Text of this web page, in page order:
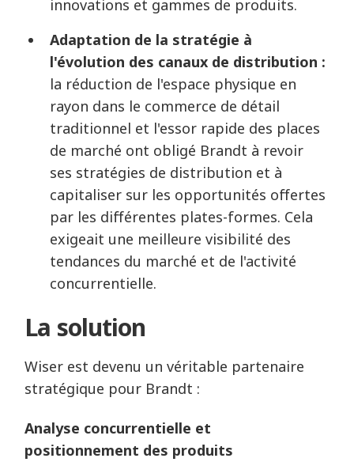
innovations et gammes de produits.
Adaptation de la stratégie à
l'évolution des canaux de distribution :
la réduction de l'espace physique en
rayon dans le commerce de détail
traditionnel et l'essor rapide des places
de marché ont obligé Brandt à revoir
ses stratégies de distribution et à
capitaliser sur les opportunités offertes
par les différentes plates-formes. Cela
exigeait une meilleure visibilité des
tendances du marché et de l'activité
concurrentielle.
La solution
Wiser est devenu un véritable partenaire
stratégique pour Brandt :
Analyse concurrentielle et
positionnement des produits